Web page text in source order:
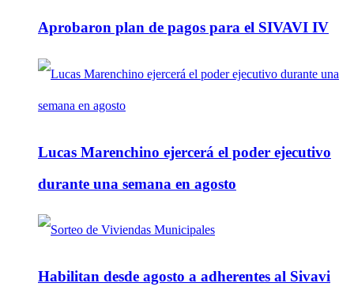
Aprobaron plan de pagos para el SIVAVI IV
Lucas Marenchino ejercerá el poder ejecutivo
durante una semana en agosto
Habilitan desde agosto a adherentes al Sivavi